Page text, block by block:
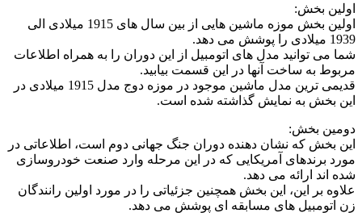
اولین بخش:
اولین بخش موزه ماشین هایی از بین سال های 1915 میلادی الی
1939 میلادی را پوشش می دهد.
شما می توانید مدل های اتومبیل از این دوران را به همراه اطلاعات
مربوط به ساخت آنها در این قسمت بیابید.
قدیمی ترین مدل ماشین موجود در موزه دوج مدل 1915 میلادی در
این بخش به نمایش گذاشته شده است.
دومین بخش:
این بخش که نشان دهنده دوران جنگ جهانی دوم است، اطلاعاتی در
مورد برندهای آمریکایی که در این مرحله وارد صنعت خودروسازی
شده اند ارائه می دهد.
علاوه بر این، این بخش همچنین جزئیاتی را در مورد اولین رانندگان
زن اتومبیل های مسابقه ای پوشش می دهد.